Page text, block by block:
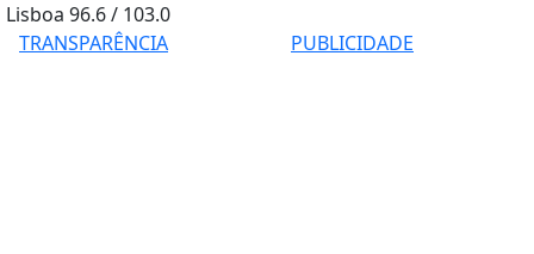
Lisboa96.6 / 103.0
TRANSPARÊNCIA
PUBLICIDADE